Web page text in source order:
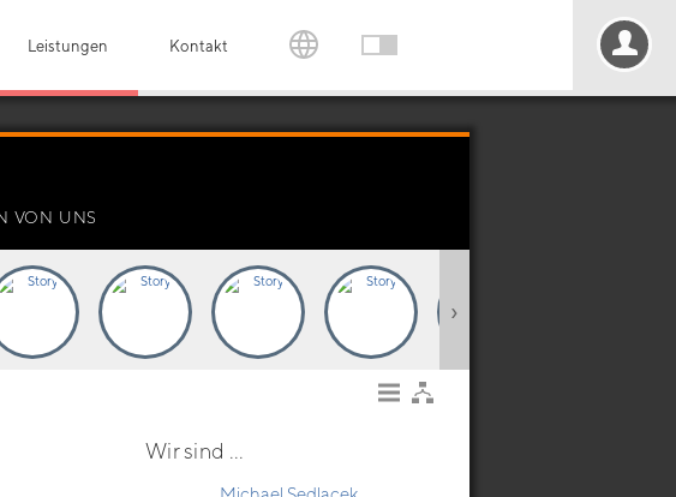
Leistungen Kontakt
VON UNS
›
Wir sind ...